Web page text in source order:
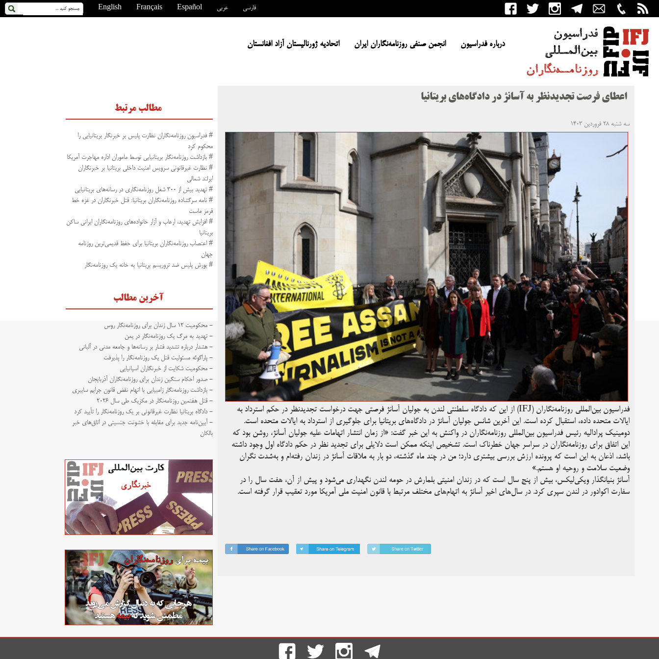
English Français Español عربی فارسی
درباره فدراسیون انجمن صنفی روزنامه‌نگاران ایران اتحادیه ژورنالیستان آزاد افغانستان
اعطای فرصت تجدیدنظر به آسانژ در دادگاه‌های بریتانیا
سه شنبه ۲۸ فروردین ۱۴۰۳
فدراسیون بین‌المللی روزنامه‌نگاران (IFJ) از این که دادگاه سلطنتی لندن به جولیان آسانژ فرصتی جهت درخواست تجدیدنظر در حکم استرداد به
ایالات متحده داده، استقبال کرده است. این آخرین شانس جولیان آسانژ در دادگاه‌های بریتانیا برای جلوگیری از استرداد به ایالات متحده است.
دومینیک پرادالیه رئیس فدراسیون بین‌المللی روزنامه‌نگاران در واکنش به این خبر گفت: «از زمان انتشار اتهامات علیه جولیان آسانژ، روشن بود که
این اتفاق برای روزنامه‌نگاران در سراسر جهان خطرناک است. تشخیص اینکه ممکن است دلایلی برای تجدید نظر در حکم دادگاه اول وجود داشته
باشد، اذعان به این است که پرونده ارزش بررسی بیشتری دارد؛ من در چند ماه گذشته، دو بار به ملاقات آسانژ در زندان رفته‌ام و به‌شدت نگران
وضعیت سلامت و روحیه او هستم.»
آسانژ بنیانگذار ویکی‌لیکس، بیش از پنج سال است که در زندان امنیتی بلمارش در حومه لندن نگهداری می‌شود و پیش از آن، هفت سال را در
سفارت اکوادور در لندن سپری کرد. در سال‌های اخیر آسانژ به اتهام‌های مختلف مرتبط با قانون امنیت ملی آمریکا مورد تعقیب قرار گرفته است.
مطالب مرتبط
# فدراسیون روزنامه‌نگاران نظارت پلیس بر خبرنگار بریتانیایی را
محکوم کرد
# بازداشت روزنامه‌نگار بریتانیایی توسط ماموران اداره مهاجرت آمریکا
# نظارت غیرقانونی سرویس امنیت داخلی بریتانیا بر خبرنگاران
ایرلند شمالی
# تهدید بیش از ۳۰۰ شغل روزنامه‌نگاری در رسانه‌های بریتانیایی
# نامه سرگشاده روزنامه‌نگاران بریتانیا: قتل خبرنگاران در غزه خط
قرمز ماست
# افزایش تهدید، ارعاب و آزار خانواده‌های روزنامه‌نگاران ایرانی ساکن
بریتانیا
# اعتصاب روزنامه‌نگاران بریتانیا برای حفظ قدیمی‌ترین روزنامه
جهان
# یورش پلیس ضد تروریسم بریتانیا به خانه یک روزنامه‌نگار
آخرین مطالب
- محکومیت ۱۲ سال زندان برای روزنامه‌نگار روس
- تهدید به مرگ یک روزنامه‌نگار در یمن
- هشدار درباره تشدید فشار بر رسانه‌ها و جامعه مدنی در آلبانی
- پاراگوئه مسئولیت قتل یک روزنامه‌نگار را پذیرفت
- محکومیت شکایت از خبرنگاران اسپانیایی
- صدور احکام سنگین زندان برای روزنامه‌نگاران آذربایجان
- بازداشت روزنامه‌نگار زامبیایی با اتهام نقض قانون جرایم سایبری
- قتل هفتمین روزنامه‌نگار در مکزیک طی سال ۲۰۲۶
- دادگاه بریتانیا نظارت غیرقانونی بر یک روزنامه‌نگار را تأیید کرد
- آیین‌نامه جدید برای مقابله با خشونت جنسیتی در اتاق‌های خبر
بالکان